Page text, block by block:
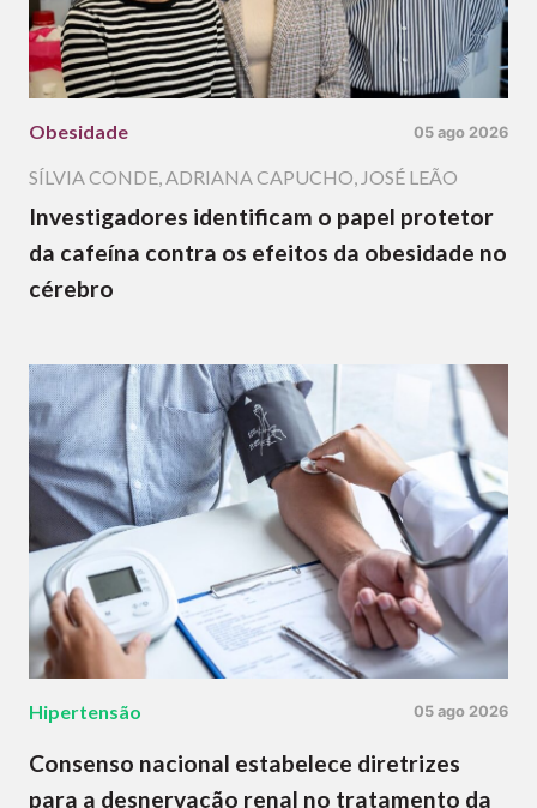
Obesidade 05 ago 2026
SÍLVIA CONDE,ADRIANA CAPUCHO, JOSÉ LEÃO
Investigadores identificam o papel protetor
da cafeína contra os efeitos da obesidade no
cérebro
Hipertensão 05 ago 2026
Consenso nacional estabelece diretrizes
para a desnervação renal no tratamento da